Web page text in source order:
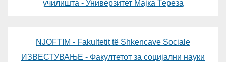
училишта - Универзитет Мајка Тереза
NJOFTIM - Fakultetit të Shkencave Sociale
ИЗВЕСТУВАЊЕ - Факултетот за социјални науки